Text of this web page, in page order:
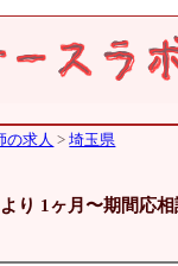
の求人 >埼玉県
り 1ヶ月〜期間応